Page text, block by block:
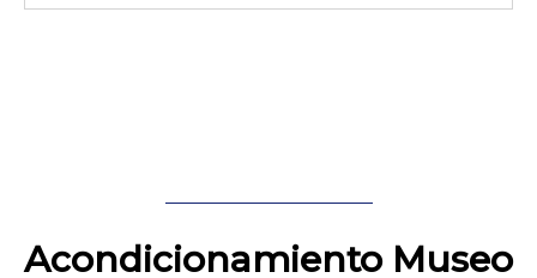
Acondicionamiento Museo